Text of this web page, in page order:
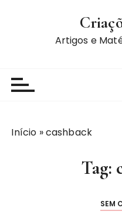
Artigos e
Início »cashback
Tag:
SEM